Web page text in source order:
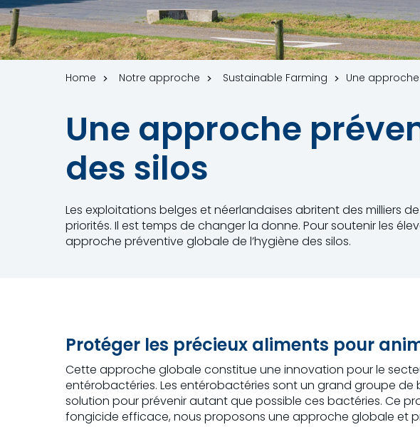
Home Notre approche Sustainable Farming Une
Une approche
des silos
Les exploitations belges et néerlandaises abritent des milliers
priorités. Il est temps de changer la donne. Pour soutenir les
approche préventive globale de l’hygiène des silos.
Protéger les précieux aliments pour
Cette approche globale constitue une innovation pour le
entérobactéries. Les entérobactéries sont un grand groupe de
solution pour prévenir autant que possible ces bactéries. Ce
fongicide efficace, nous proposons une approche globale et